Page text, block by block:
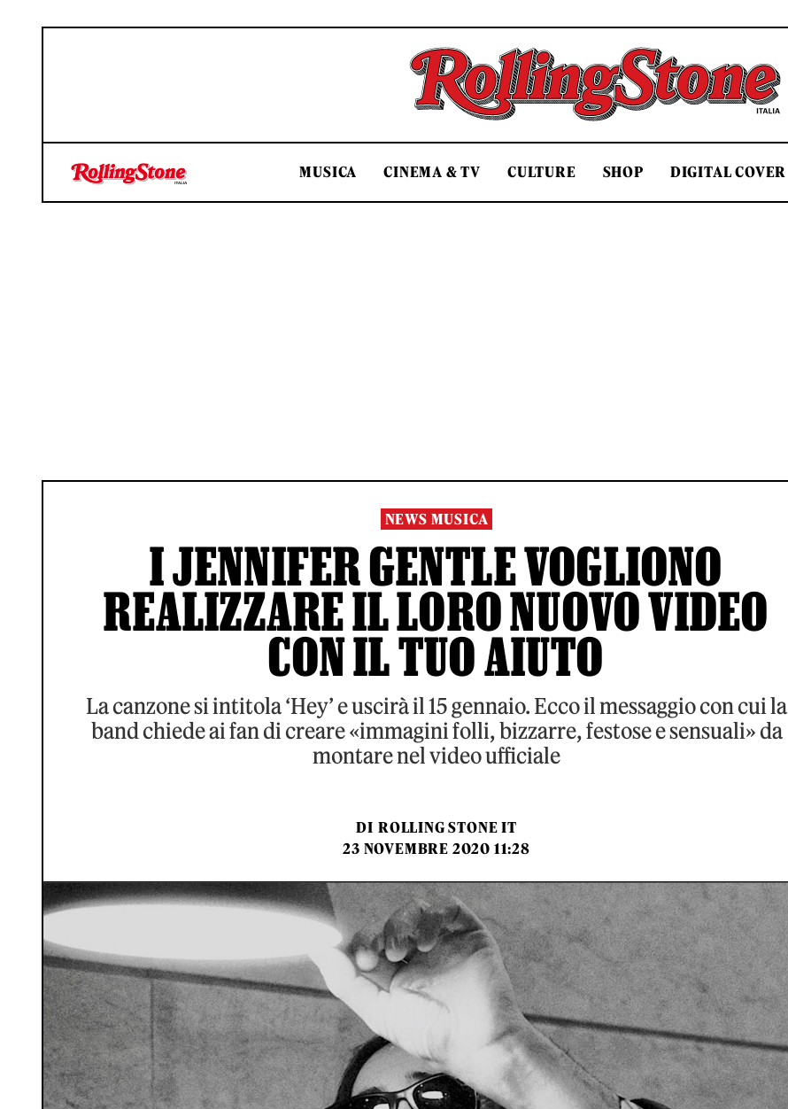
Rolling Stone Italia
MUSICA CINEMA & TV CULTURE SHOP DIGITAL COVER
NEWS MUSICA
I JENNIFER GENTLE VOGLIONO
REALIZZARE IL LORO NUOVO VIDEO
CON IL TUO AIUTO
La canzone si intitola ‘Hey’ e uscirà il 15 gennaio. Ecco il messaggio con cui la
band chiede ai fan di creare «immagini folli, bizzarre, festose e sensuali» da
montare nel video ufficiale
DI ROLLING STONE IT
23 NOVEMBRE 2020 11:28